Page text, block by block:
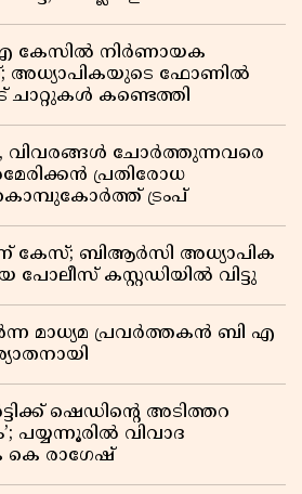
കേസിൽ നിർണായക
അധ്യാപികയുടെ ഫോണിൽ
ചാറ്റുകൾ കണ്ടെത്തി
വിവരങ്ങൾ ചോർത്തുന്നവരെ
പ്രതിരോധ
കൊമ്പുകോർത്ത് ട്രംപ്
കേസ്; ബിആർസി അധ്യാപിക
പോലീസ് കസ്റ്റഡിയിൽ വിട്ടു
മാധ്യമ പ്രവർത്തകൻ ബി എ
ഷെഡിൻ്റെ അടിത്തറ
പയ്യന്നൂരിൽ വിവാദ
കെ രാഗേഷ്